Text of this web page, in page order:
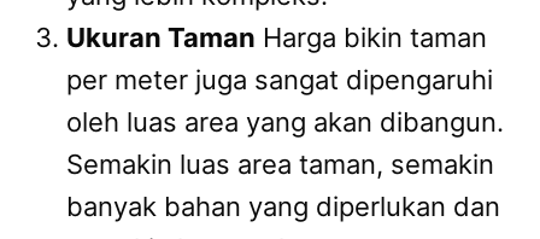
Ukuran Taman Harga bikin taman
per meter juga sangat dipengaruhi
oleh luas area yang akan dibangun.
Semakin luas area taman, semakin
banyak bahan yang diperlukan dan